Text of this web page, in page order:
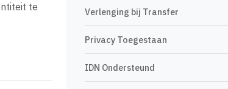
te
Verlenging bij Transfer
Privacy Toegestaan
IDN Ondersteund